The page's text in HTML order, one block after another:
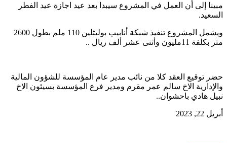
مبينا إلى أن العمل في المشروع سيبدا بعد عيد اجازة عيد الفطر
السعيد.
ويشمل المشروع تنفيذ شبكة أنابيب بوليثلين 110 ملم بطول 2600
متر بكلفة 11مليون وأثنى عشر ألف ريال ..
حضر توقيع العقد كلا من نائب مدير عام المؤسسة للشؤون المالية
والإدارية الاخ سالم عمر مقرم ومدير فرع المؤسسة بسيئون الاخ
نبيل هادي باحشوان..
أبريل 22, 2023